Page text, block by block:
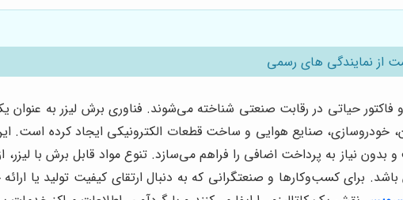
از نمایندگی های رسمی
حیاتی در رقابت صنعتی شناخته می‌شوند. فناوری برش لیزر به
خودروسازی، صنایع هوایی و ساخت قطعات الکترونیکی ایجاد کرده است.
نیاز به پرداخت اضافی را فراهم می‌سازد. تنوع مواد قابل برش با لیزر،
برای کسب‌وکارها و صنعتگرانی که به دنبال ارتقای کیفیت تولید یا